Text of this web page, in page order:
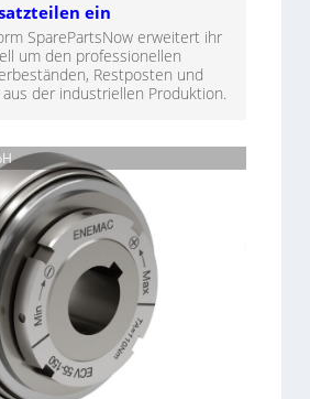
ein
SparePartsNow erweitert ihr
um den professionellen
Restposten und
der industriellen Produktion.